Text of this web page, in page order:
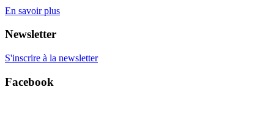
En savoir plus
Newsletter
S'inscrire à la newsletter
Facebook